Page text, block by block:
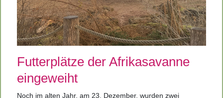
Futterplätze der Afrikasavanne
eingeweiht
Noch im alten Jahr, am 23. Dezember, wurden zwei